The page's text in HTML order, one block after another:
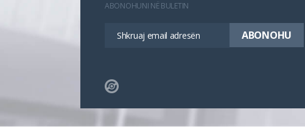
ABONOHUNI NË BULETIN